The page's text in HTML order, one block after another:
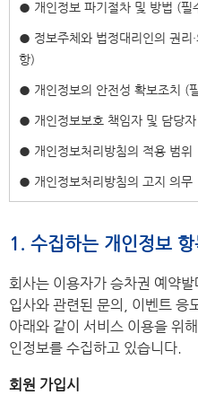
● 개인정보 파기절차 및 방법 (필
● 정보주체와 법정대리인의 권리
항)
● 개인정보의 안전성 확보조치 (
● 개인정보보호 책임자 및 담당
● 개인정보처리방침의 적용 범위
● 개인정보처리방침의 고지 의무
1. 수집하는 개인정보 항
회사는 이용자가 승차권 예약
입사와 관련된 문의, 이벤트 응
아래와 같이 서비스 이용을 위
인정보를 수집하고 있습니다.
회원 가입시